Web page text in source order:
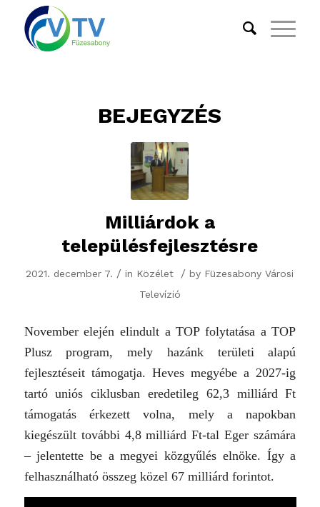
BEJEGYZÉS
Milliárdok a
településfejlesztésre
2021. december 7. / in Közélet / by Füzesabony Városi
Televízió
November elején elindult a TOP folytatása a TOP
Plusz program, mely hazánk területi alapú
fejlesztéseit támogatja. Heves megyébe a 2027-ig
tartó uniós ciklusban eredetileg 62,3 milliárd Ft
támogatás érkezett volna, mely a napokban
kiegészült további 4,8 milliárd Ft-tal Eger számára
– jelentette be a megyei közgyűlés elnöke. Így a
felhasználható összeg közel 67 milliárd forintot.